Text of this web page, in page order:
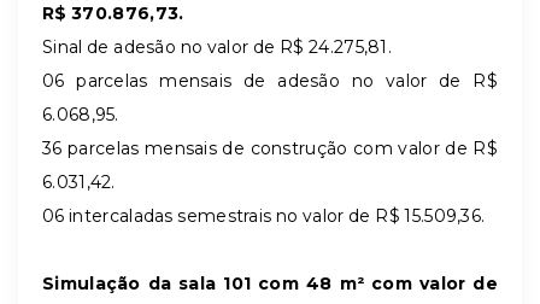
R$ 370.876,73.
Sinal de adesão no valor de R$ 24.275,81.
06 parcelas mensais de adesão no valor de R$
6.068,95.
36 parcelas mensais de construção com valor de R$
6.031,42.
06 intercaladas semestrais no valor de R$ 15.509,36.
Simulação da sala 101 com 48 m² com valor de